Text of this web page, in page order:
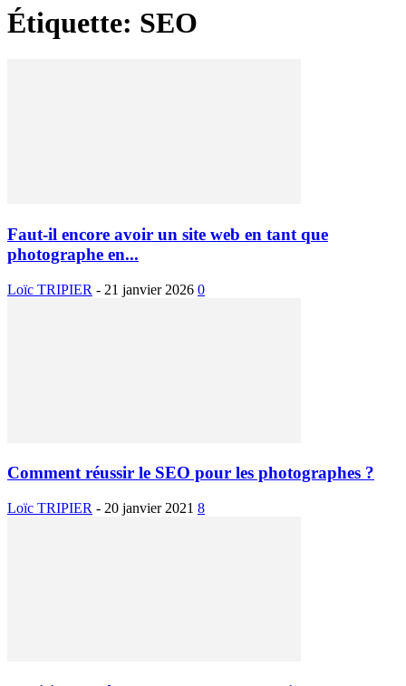
Étiquette: SEO
Faut-il encore avoir un site web en tant que
photographe en...
Loïc TRIPIER - 21 janvier 2026 0
Comment réussir le SEO pour les photographes ?
Loïc TRIPIER - 20 janvier 2021 8